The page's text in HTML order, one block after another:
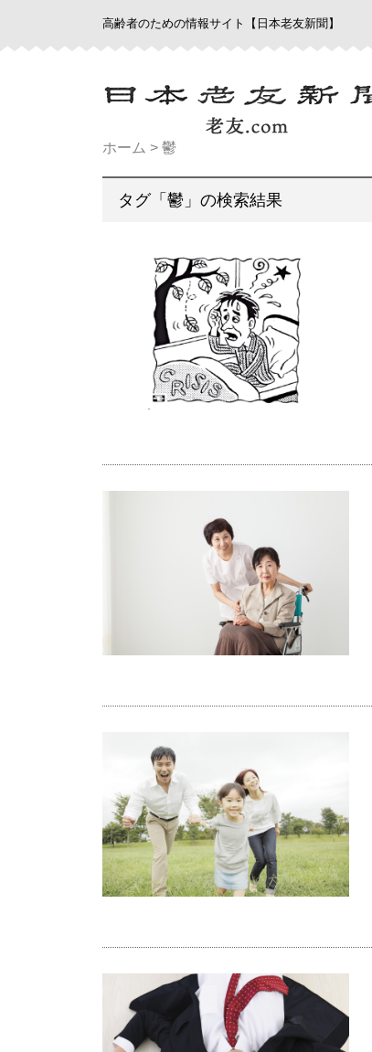
高齢者のための情報サイト【日本老友新聞】
ホーム > 鬱
タグ「鬱」の検索結果